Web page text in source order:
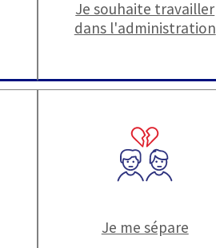
Je souhaite travailler
dans l'administration
Je me sépare